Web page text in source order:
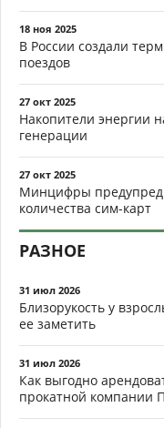
18 ноя 2025
В России создали
поездов
27 окт 2025
Накопители энергии
генерации
27 окт 2025
Минцифры
количества сим-карт
РАЗНОЕ
31 июл 2026
Близорукость у
ее заметить
31 июл 2026
Как выгодно
прокатной компании